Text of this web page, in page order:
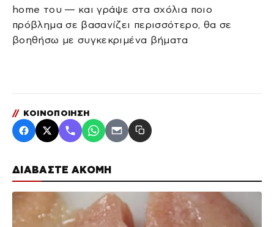
ΔΙΑΒΑΣΤΕ ΑΚΟΜΗ
home του — και γράψε στα σχόλια ποιο
πρόβλημα σε βασανίζει περισσότερο, θα σε
βοηθήσω με συγκεκριμένα βήματα
// ΚΟΙΝΟΠΟΙΗΣΗ